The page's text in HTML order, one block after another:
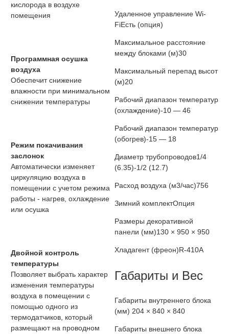
кислорода в воздухе
помещения
Программная осушка
воздуха
Обеспечит снижение
влажности при минимальном
снижении температуры
Режим покачивания
заслонок
Автоматически изменяет
циркуляцию воздуха в
помещении с учетом режима
работы - нагрев, охлаждение
или осушка
Двойной контроль
температуры
Позволяет выбрать характер
изменения температуры
воздуха в помещении с
помощью одного из
термодатчиков, который
размещают на проводном
Удаленное управление Wi-
FiЕсть (опция)
Максимальное расстояние
между блоками (м)30
Максимальный перепад высот
(м)20
Рабочий диапазон температур
(охлаждение)-10 — 46
Рабочий диапазон температур
(обогрев)-15 — 18
Диаметр трубопроводов1/4
(6.35)-1/2 (12.7)
Расход воздуха (м3/час)756
Зимний комплектОпция
Размеры декоративной
панели (мм)130 × 950 × 950
Хладагент (фреон)R-410A
Габариты и Вес
Габариты внутреннего блока
(мм) 204 × 840 × 840
Габариты внешнего блока